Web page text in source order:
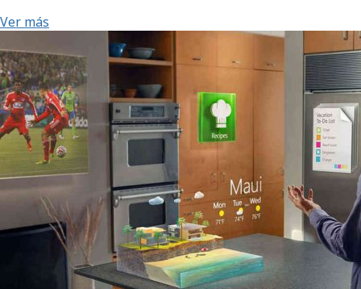
Ver más